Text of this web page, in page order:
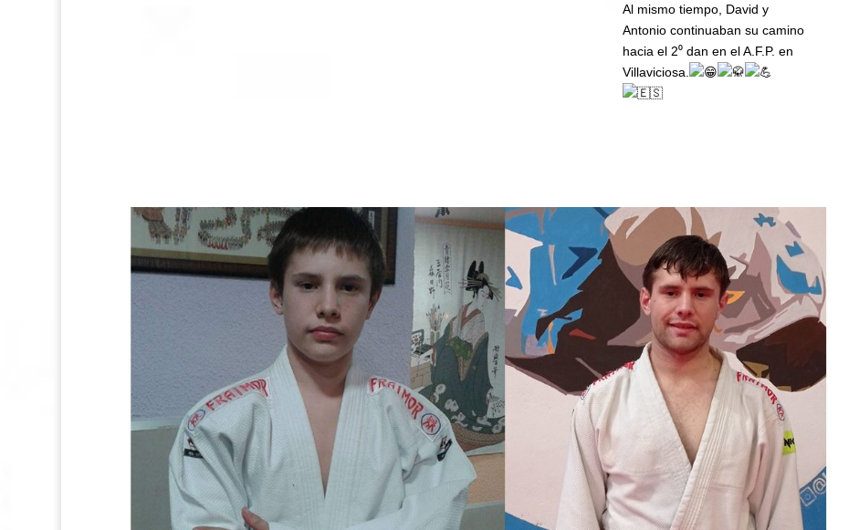
Al mismo tiempo, David y
Antonio continuaban su camino
hacia el 2⁰ dan en el A.F.P. en
Villaviciosa.